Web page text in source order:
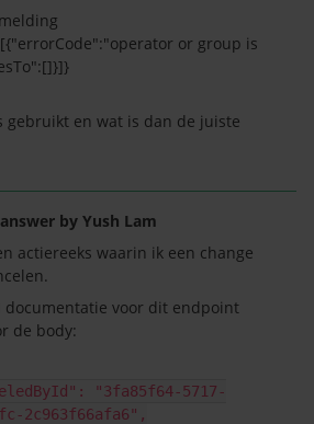
or group is
gebruikt en wat is dan de juiste
by Yush Lam
actiereeks waarin ik een change
documentatie voor dit endpoint
de body:
2c963f66afa6",